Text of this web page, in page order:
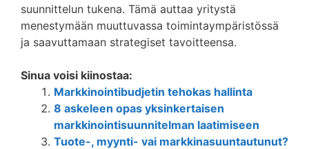
suunnittelun tukena. Tämä auttaa yritystä
menestymään muuttuvassa toimintaympäristössä
ja saavuttamaan strategiset tavoitteensa.
Sinua voisi kiinostaa:
Markkinointibudjetin tehokas hallinta
8 askeleen opas yksinkertaisen
markkinointisuunnitelman laatimiseen
Tuote-, myynti- vai markkinasuuntautunut?